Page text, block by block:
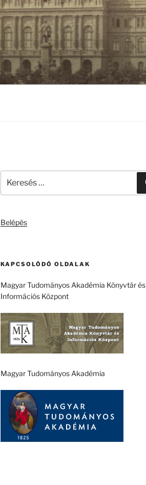
következő
Belépés
KAPCSOLÓDÓ OLDALAK
Magyar Tudományos Akadémia Könyvtár és
Információs Központ
Magyar Tudományos Akadémia